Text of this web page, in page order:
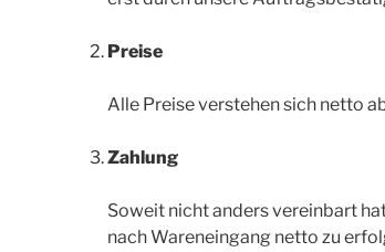
Preise
Alle Preise verstehen sich netto
Zahlung
Soweit nicht anders vereinbart
nach Wareneingang netto zu